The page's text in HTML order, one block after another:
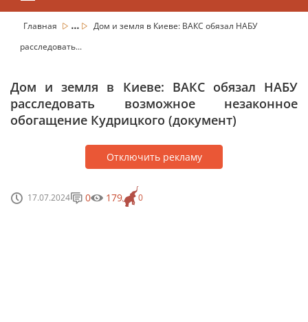
Главная ...
Дом и земля в Киеве: ВАКС обязал НАБУ
расследовать...
Дом и земля в Киеве: ВАКС обязал НАБУ
расследовать возможное незаконное
обогащение Кудрицкого (документ)
Отключить рекламу
17.07.2024 0
0 179